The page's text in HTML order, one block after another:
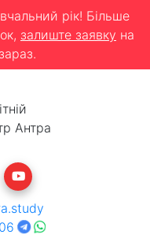
рік! Більше
залиште заявку на
Антра